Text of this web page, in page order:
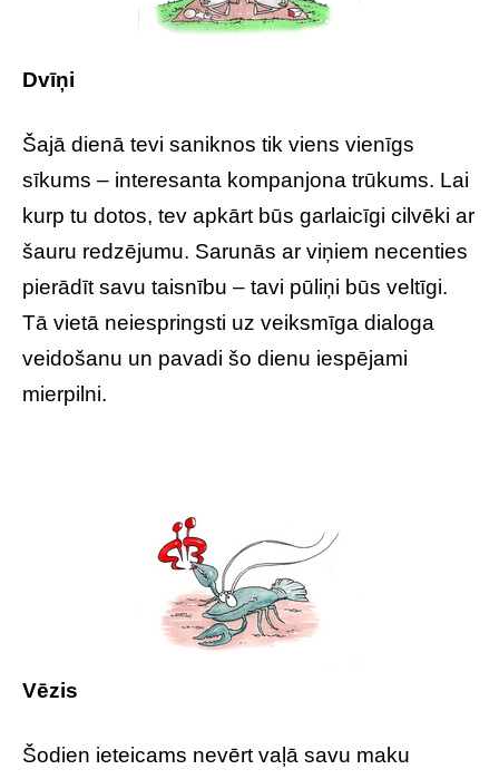
Dvīņi
Šajā dienā tevi saniknos tik viens vienīgs
sīkums – interesanta kompanjona trūkums. Lai
kurp tu dotos, tev apkārt būs garlaicīgi cilvēki ar
šauru redzējumu. Sarunās ar viņiem necenties
pierādīt savu taisnību – tavi pūliņi būs veltīgi.
Tā vietā neiespringsti uz veiksmīga dialoga
veidošanu un pavadi šo dienu iespējami
mierpilni.
Vēzis
Šodien ieteicams nevērt vaļā savu maku